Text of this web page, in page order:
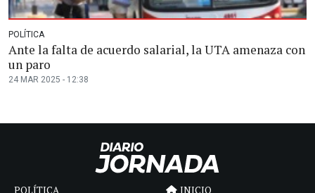
POLÍTICA
Ante la falta de acuerdo salarial, la UTA amenaza con
un paro
24 MAR 2025 - 12:38
POLÍTICA INICIO